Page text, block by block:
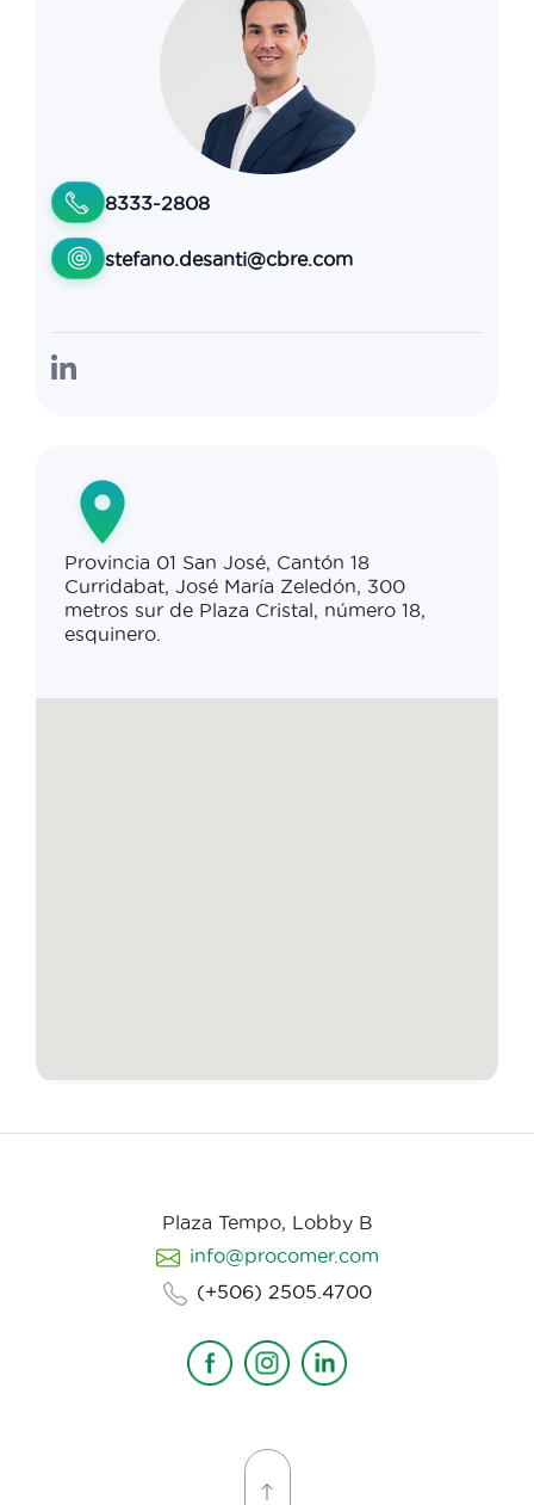
8333-2808
stefano.desanti@cbre.com
Provincia 01 San José, Cantón 18
Curridabat, José María Zeledón, 300
metros sur de Plaza Cristal, número 18,
esquinero.
Plaza Tempo, Lobby B
info@procomer.com
(+506) 2505.4700